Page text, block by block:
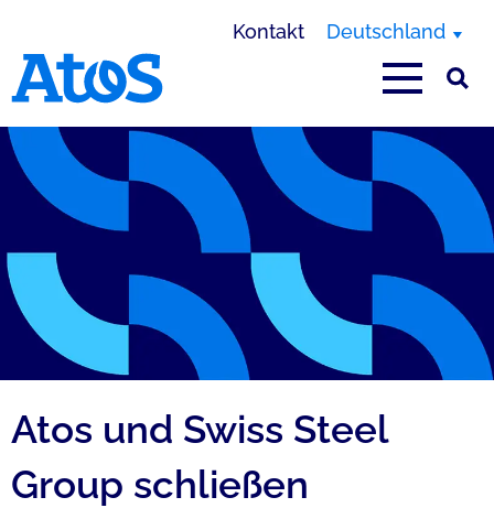
Kontakt Deutschland
Atos und Swiss Steel
Group schließen